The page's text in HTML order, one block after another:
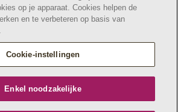
Privacybeleid
maakt deel uit van
zetel Edgard Tinellaan 1c, 2800
op je apparaat. Cookies helpen de
en te verbeteren op basis van
Cookie-instellingen
Enkel noodzakelijke